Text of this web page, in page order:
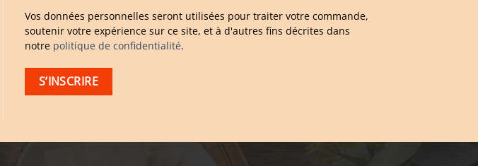
Vos données personnelles seront utilisées pour traiter votre commande,
soutenir votre expérience sur ce site, et à d'autres fins décrites dans
notre politique de confidentialité.
S’INSCRIRE